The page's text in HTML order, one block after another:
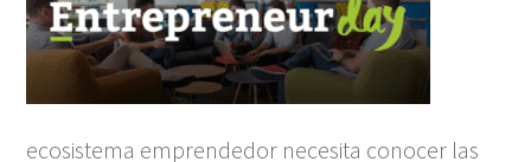
ecosistema emprendedor necesita conocer las